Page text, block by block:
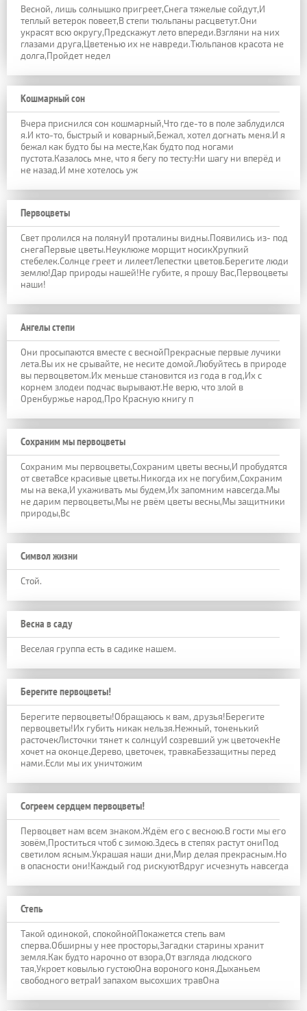
Весной, лишь солнышко пригреет,Снега тяжелые сойдут,И
теплый ветерок повеет,В степи тюльпаны расцветут.Они
украсят всю округу,Предскажут лето впереди.Взгляни на них
глазами друга,Цветенью их не навреди.Тюльпанов красота не
долга,Пройдет недел
Кошмарный сон
Вчера приснился сон кошмарный,Что где-то в поле заблудился
я.И кто-то, быстрый и коварный,Бежал, хотел догнать меня.И я
бежал как будто бы на месте,Как будто под ногами
пустота.Казалось мне, что я бегу по тесту:Ни шагу ни вперёд и
не назад.И мне хотелось уж
Первоцветы
Свет пролился на полянуИ проталины видны.Появились из- под
снегаПервые цветы.Неуклюже морщит носикХрупкий
стебелек.Солнце греет и лилеетЛепестки цветов.Берегите люди
землю!Дар природы нашей!Не губите, я прошу Вас,Первоцветы
наши!
Ангелы степи
Они просыпаются вместе с веснойПрекрасные первые лучики
лета.Вы их не срывайте, не несите домой.Любуйтесь в природе
вы первоцветом.Их меньше становится из года в год,Их с
корнем злодеи подчас вырывают.Не верю, что злой в
Оренбуржье народ,Про Красную книгу п
Сохраним мы первоцветы
Сохраним мы первоцветы,Сохраним цветы весны,И пробудятся
от светаВсе красивые цветы.Никогда их не погубим,Сохраним
мы на века,И ухаживать мы будем,Их запомним навсегда.Мы
не дарим первоцветы,Мы не рвём цветы весны,Мы защитники
природы,Вс
Символ жизни
Стой.
Весна в саду
Веселая группа есть в садике нашем.
Берегите первоцветы!
Берегите первоцветы!Обращаюсь к вам, друзья!Берегите
первоцветы!Их губить никак нельзя.Нежный, тоненький
расточекЛисточки тянет к солнцуИ созревший уж цветочекНе
хочет на оконце.Дерево, цветочек, травкаБеззащитны перед
нами.Если мы их уничтожим
Согреем сердцем первоцветы!
Первоцвет нам всем знаком.Ждём его с весною.В гости мы его
зовём,Проститься чтоб с зимою.Здесь в степях растут ониПод
светилом ясным.Украшая наши дни,Мир делая прекрасным.Но
в опасности они!Каждый год рискуютВдруг исчезнуть навсегда
Степь
Такой одинокой, спокойнойПокажется степь вам
сперва.Обширны у нее просторы,Загадки старины хранит
земля.Как будто нарочно от взора,От взгляда людского
тая,Укроет ковылью густоюОна вороного коня.Дыханьем
свободного ветраИ запахом высохших травОна